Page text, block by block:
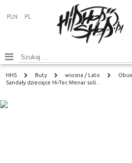
PLN PL
HHS Buty wiosna / Lato
Sandały dziecięce Hi-Tec Menar soli…